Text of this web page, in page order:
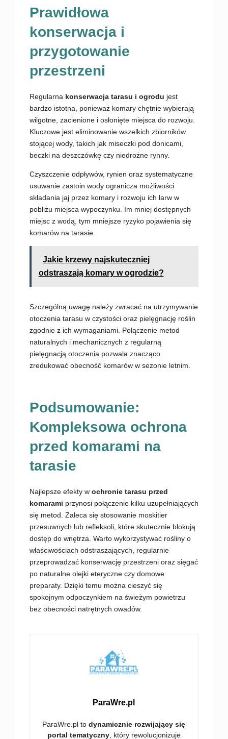
Prawidłowa
konserwacja i
przygotowanie
przestrzeni
Regularna konserwacja tarasu i ogrodu jest
bardzo istotna, ponieważ komary chętnie wybierają
wilgotne, zacienione i osłonięte miejsca do rozwoju.
Kluczowe jest eliminowanie wszelkich zbiorników
stojącej wody, takich jak miseczki pod donicami,
beczki na deszczówkę czy niedrożne rynny.
Czyszczenie odpływów, rynien oraz systematyczne
usuwanie zastoin wody ogranicza możliwości
składania jaj przez komary i rozwoju ich larw w
pobliżu miejsca wypoczynku. Im mniej dostępnych
miejsc z wodą, tym mniejsze ryzyko pojawienia się
komarów na tarasie.
Jakie krzewy najskuteczniej
odstraszają komary w ogrodzie?
Szczególną uwagę należy zwracać na utrzymywanie
otoczenia tarasu w czystości oraz pielęgnację roślin
zgodnie z ich wymaganiami. Połączenie metod
naturalnych i mechanicznych z regularną
pielęgnacją otoczenia pozwala znacząco
zredukować obecność komarów w sezonie letnim.
Podsumowanie:
Kompleksowa ochrona
przed komarami na
tarasie
Najlepsze efekty w ochronie tarasu przed
komarami przynosi połączenie kilku uzupełniających
się metod. Zaleca się stosowanie moskitier
przesuwnych lub refleksoli, które skutecznie blokują
dostęp do wnętrza. Warto wykorzystywać rośliny o
właściwościach odstraszających, regularnie
przeprowadzać konserwację przestrzeni oraz sięgać
po naturalne olejki eteryczne czy domowe
preparaty. Dzięki temu można cieszyć się
spokojnym odpoczynkiem na świeżym powietrzu
bez obecności natrętnych owadów.
ParaWre.pl
ParaWre.pl todynamicznie rozwijający się
portal tematyczny, który rewolucjonizuje